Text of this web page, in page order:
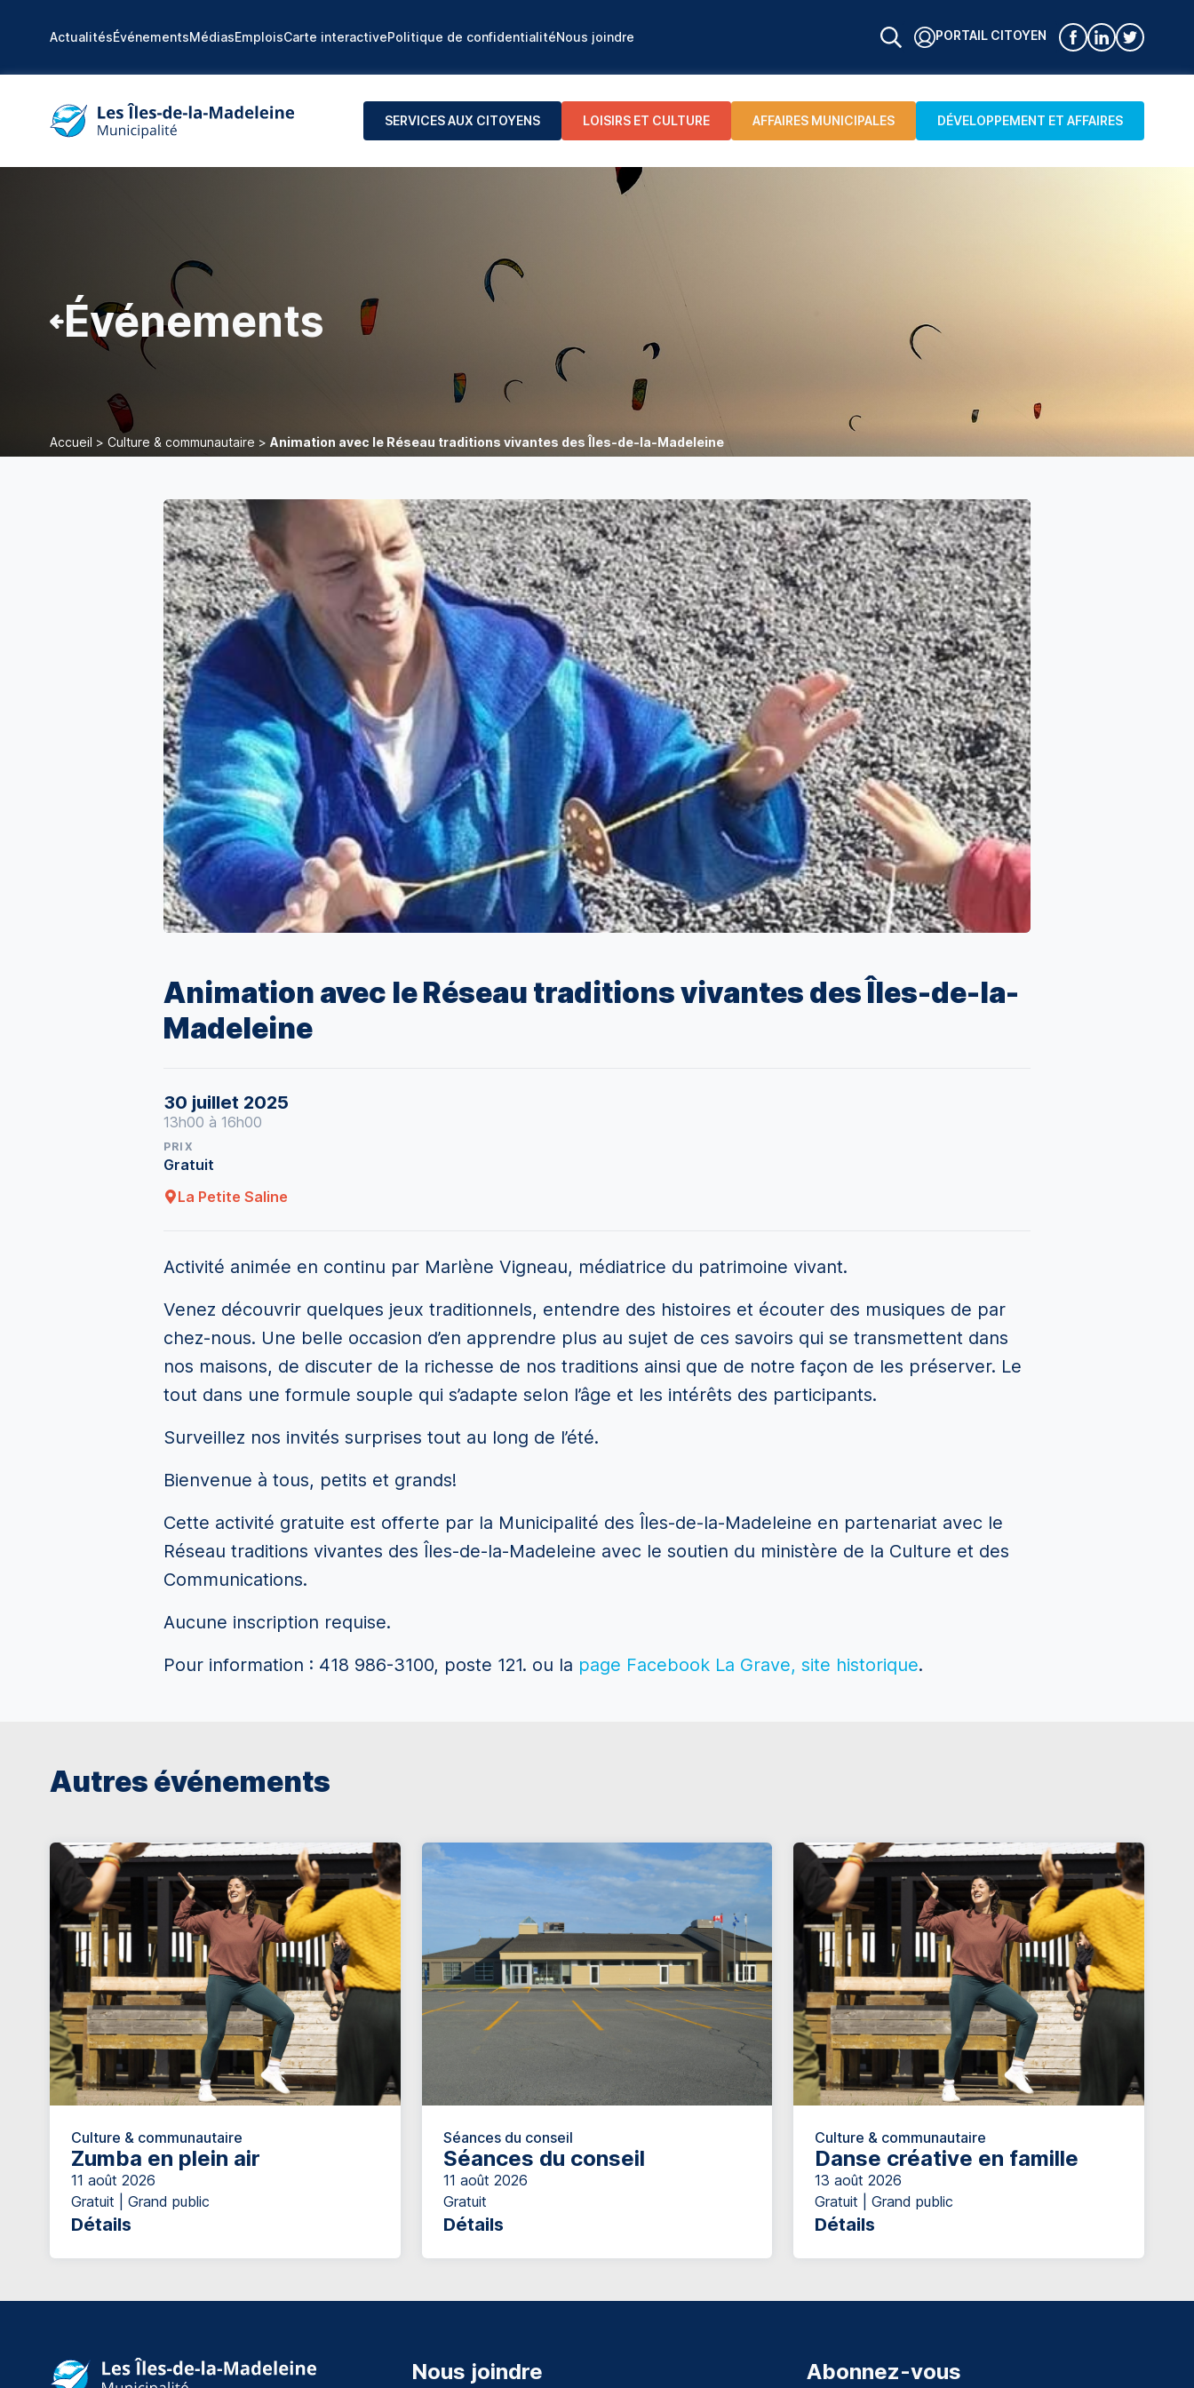
ActualitésÉvénementsMédiasEmploisCarte interactivePolitique de confidentialitéNous joindre PORTAIL CITOYEN
SERVICES AUX CITOYENS LOISIRS ET CULTURE AFFAIRES MUNICIPALES DÉVELOPPEMENT ET AFFAIRES
Événements
Accueil > Culture & communautaire > Animation avec le Réseau traditions vivantes des Îles-de-la-Madeleine
Animation avec le Réseau traditions vivantes des Îles-de-la-
Madeleine
30 juillet 2025
13h00 à 16h00
PRIX
Gratuit
La Petite Saline
Activité animée en continu par Marlène Vigneau, médiatrice du patrimoine vivant.
Venez découvrir quelques jeux traditionnels, entendre des histoires et écouter des musiques de par
chez-nous. Une belle occasion d’en apprendre plus au sujet de ces savoirs qui se transmettent dans
nos maisons, de discuter de la richesse de nos traditions ainsi que de notre façon de les préserver. Le
tout dans une formule souple qui s’adapte selon l’âge et les intérêts des participants.
Surveillez nos invités surprises tout au long de l’été.
Bienvenue à tous, petits et grands!
Cette activité gratuite est offerte par la Municipalité des Îles-de-la-Madeleine en partenariat avec le
Réseau traditions vivantes des Îles-de-la-Madeleine avec le soutien du ministère de la Culture et des
Communications.
Aucune inscription requise.
Pour information : 418 986-3100, poste 121. ou la page Facebook La Grave, site historique.
Autres événements
Culture & communautaire
Zumba en plein air
11 août 2026
Gratuit | Grand public
Détails
Séances du conseil
Séances du conseil
11 août 2026
Gratuit
Détails
Culture & communautaire
Danse créative en famille
13 août 2026
Gratuit | Grand public
Détails
Nous joindre Abonnez-vous